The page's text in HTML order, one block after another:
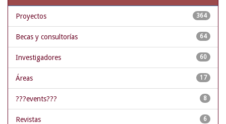
364
Proyectos
64
Becas y consultorías
60
Investigadores
17
Áreas
8
???events???
6
Revistas